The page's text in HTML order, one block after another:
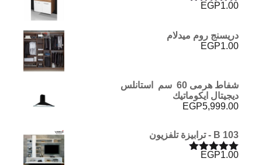
تم التقييم
EGP1.00
دريسنج روم ميدلام
EGP1.00
شفاط هرمى 60 سم استانلس
ديجيتال ايكوماتيك
EGP5,999.00
B 103 - ترابيزة تلفزيون
تم التقييم
EGP1.00